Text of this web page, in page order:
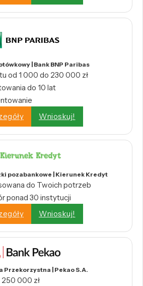
| Bank BNP Paribas
od 1 000 do 230 000 zł
do 10 lat
Wnioskuj!
pozabankowe | Kierunek Kredyt
do Twoich potrzeb
ponad 30 instytucji
Wnioskuj!
Przekorzystna | Pekao S.A.
000 zł